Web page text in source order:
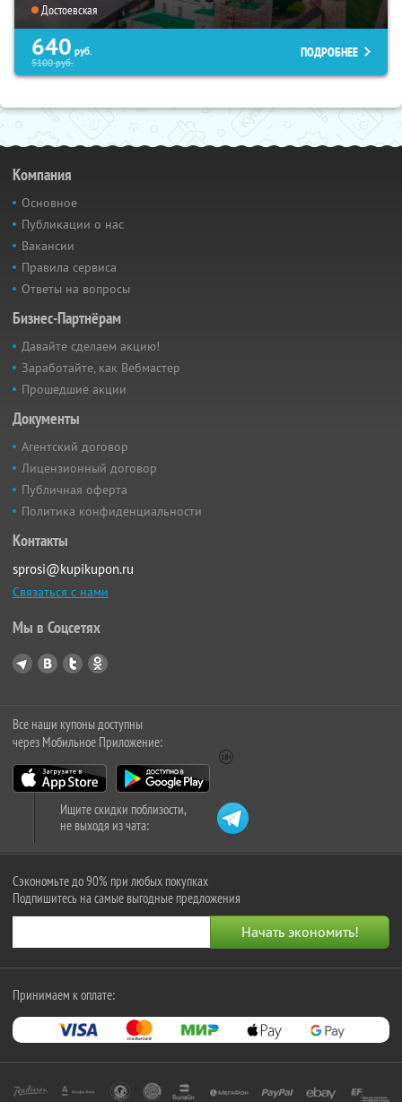
Достоевская
640 руб.
5100руб.
ПОДРОБНЕЕ
Компания
Основное
Публикации о нас
Вакансии
Правила сервиса
Ответы на вопросы
Бизнес-Партнёрам
Давайте сделаем акцию!
Заработайте, как Вебмастер
Прошедшие акции
Документы
Агентский договор
Лицензионный договор
Публичная оферта
Политика конфиденциальности
Контакты
sprosi@kupikupon.ru
Связаться с нами
Мы в Соцсетях
Все наши купоны доступны
через Мобильное Приложение:
Ищите скидки поблизости,
не выходя из чата:
Сэкономьте до 90% при любых покупках
Подпишитесь на самые выгодные предложения
Принимаем к оплате: